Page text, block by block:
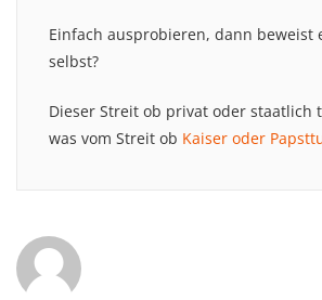
Einfach ausprobieren, dann beweist
selbst?
Dieser Streit ob privat oder staatlich
was vom Streit ob Kaiser oder